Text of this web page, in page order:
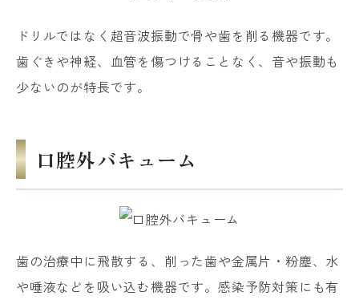
ドリルではなく超音波振動で骨や歯を削る機器です。
歯ぐきや神経、血管を傷つけることなく、音や振動も
少ないのが特長です。
口腔外バキューム
歯の治療中に飛散する、削った歯や金属片・粉塵、水
や唾液などを吸い込む機器です。感染予防対策にも有